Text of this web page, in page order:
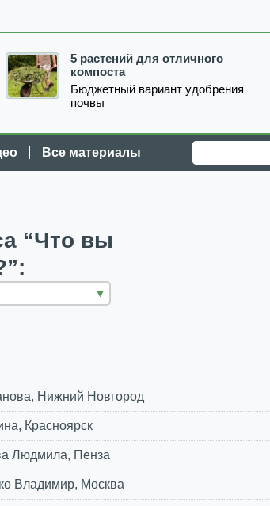
5 растений для отличного
компоста
Бюджетный вариант удобрения
почвы
Все материалы
“Что вы
Нижний Новгород
Красноярск
Людмила, Пенза
Владимир, Москва